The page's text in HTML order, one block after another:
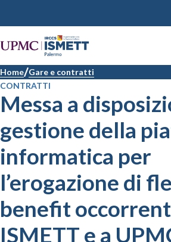
Home Gare e contratti
CONTRATTI
Messa a
gestione della
informatica per
l’erogazione di
benefit
ISMETT e a